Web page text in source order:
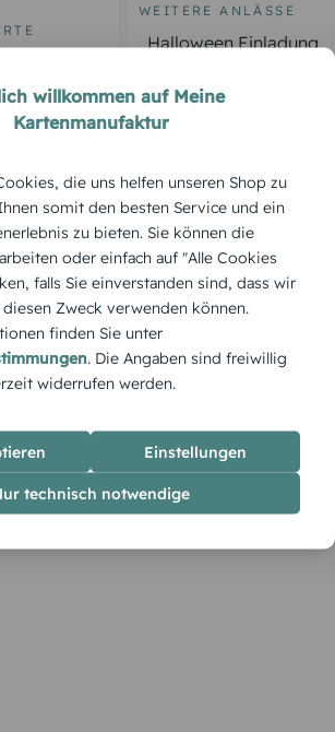
WEITERE ANLÄSSE
Halloween Einladung
sanft im nächtlichen Himmel – ein
zur Feier ruft und eine magische
willkommen auf Meine
Kartenmanufaktur
die uns helfen unseren Shop zu
somit den besten Service und ein
zu bieten. Sie können die
oder einfach auf "Alle Cookies
falls Sie einverstanden sind, dass wir
Zweck verwenden können.
finden Sie unter
. Die Angaben sind freiwillig
widerrufen werden.
Einstellungen
technisch notwendige